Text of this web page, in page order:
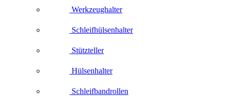
Werkzeughalter
Schleifhülsenhalter
Stützteller
Hülsenhalter
Schleifbandrollen